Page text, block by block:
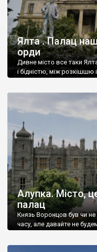
Ялта . Палац
орди
Дивне місто все таки
і бідністю, між розкішшю
Алупка. Місто,
палац
Князь Воронцов був чи
часу, але давайте не